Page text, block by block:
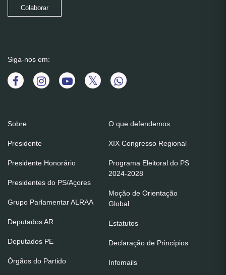
Colaborar
Siga-nos em:
Sobre
Presidente
Presidente Honorário
Presidentes do PS/Açores
Grupo Parlamentar ALRAA
Deputados AR
Deputados PE
Órgãos do Partido
O que defendemos
XIX Congresso Regional
Programa Eleitoral do PS
2024-2028
Moção de Orientação
Global
Estatutos
Declaração de Princípios
Infomails